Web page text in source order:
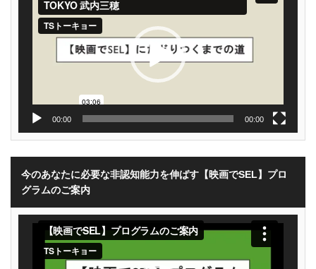
00:00 00:00
今のあなたに必要な非認知能力を伸ばす【映画でSEL】プロ
グラムのご案内